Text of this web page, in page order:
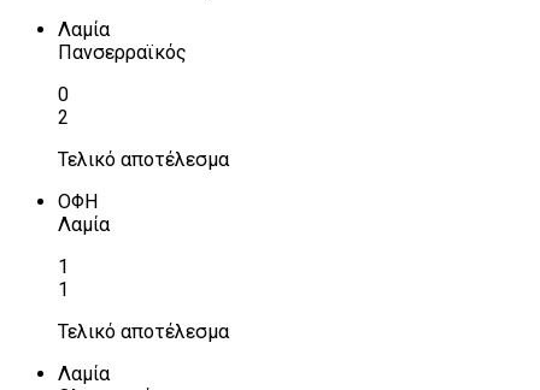
Λαμία
Πανσερραϊκός
0
2
Τελικό αποτέλεσμα
ΟΦΗ
Λαμία
1
1
Τελικό αποτέλεσμα
Λαμία